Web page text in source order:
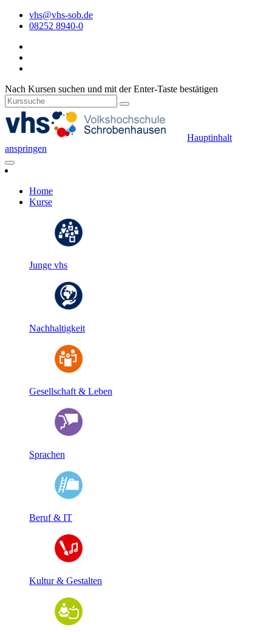
vhs@vhs-sob.de
08252 8940-0
Nach Kursen suchen und mit der Enter-Taste bestätigen
Hauptinhalt
anspringen
Home
Kurse
Junge vhs
Nachhaltigkeit
Gesellschaft & Leben
Sprachen
Beruf & IT
Kultur & Gestalten